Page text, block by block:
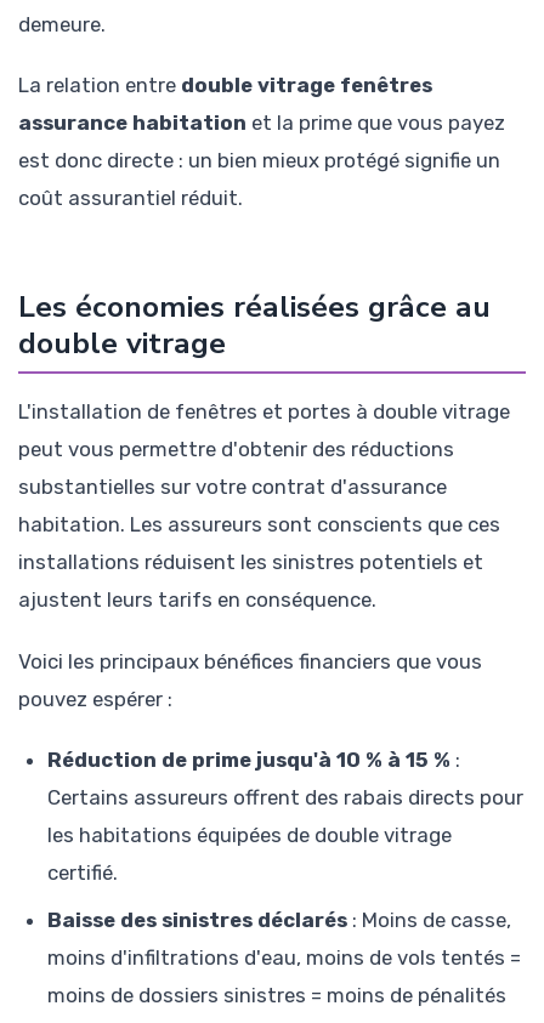
demeure.
La relation entre double vitrage fenêtres
assurance habitation et la prime que vous payez
est donc directe : un bien mieux protégé signifie un
coût assurantiel réduit.
Les économies réalisées grâce au
double vitrage
L'installation de fenêtres et portes à double vitrage
peut vous permettre d'obtenir des réductions
substantielles sur votre contrat d'assurance
habitation. Les assureurs sont conscients que ces
installations réduisent les sinistres potentiels et
ajustent leurs tarifs en conséquence.
Voici les principaux bénéfices financiers que vous
pouvez espérer :
Réduction de prime jusqu'à 10 % à 15 % :
Certains assureurs offrent des rabais directs pour
les habitations équipées de double vitrage
certifié.
Baisse des sinistres déclarés : Moins de casse,
moins d'infiltrations d'eau, moins de vols tentés =
moins de dossiers sinistres = moins de pénalités